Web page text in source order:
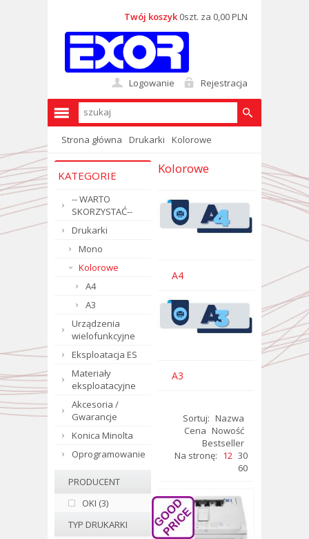
Logowanie Rejestracja
Twój koszyk 0szt. za 0,00 PLN
Strona główna Drukarki Kolorowe
KATEGORIE
-- WARTO
SKORZYSTAĆ--
Drukarki
Mono
Kolorowe
A4
A3
Urządzenia
wielofunkcyjne
Eksploatacja ES
Materiały
eksploatacyjne
Akcesoria /
Gwarancje
Konica Minolta
Oprogramowanie
PRODUCENT
OKI (3)
TYP DRUKARKI
Kolorowe
A4
A3
Sortuj: Nazwa
Cena Nowość
Bestseller
Na stronę: 12 30
60